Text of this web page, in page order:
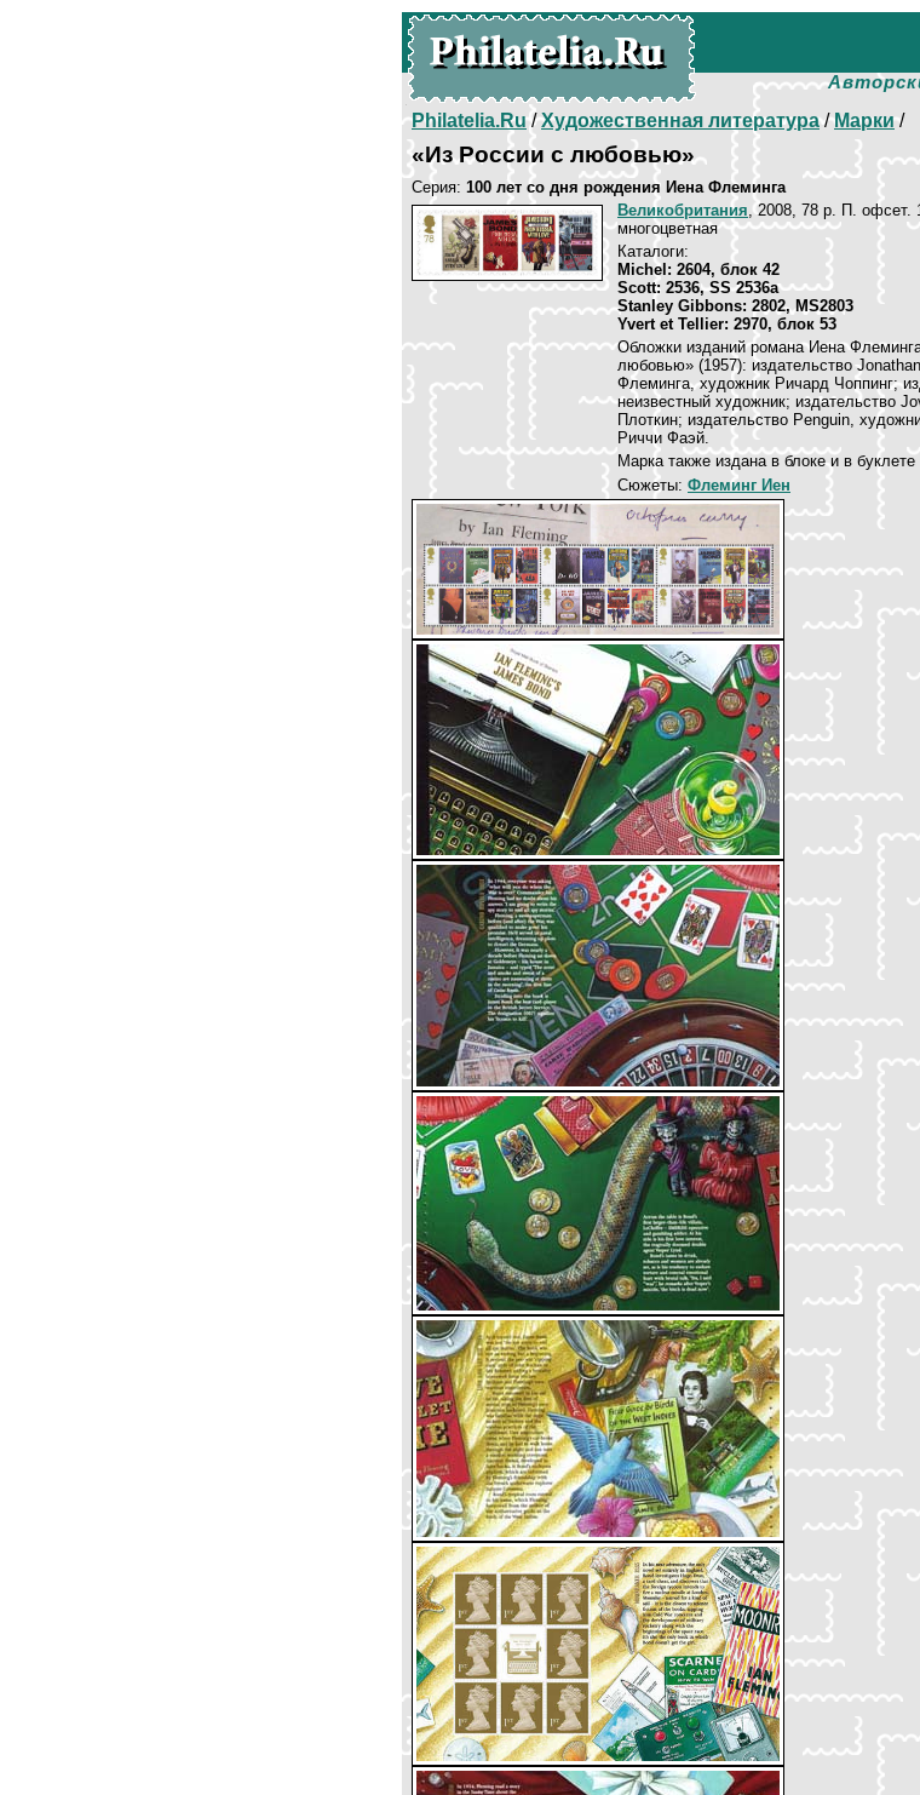
Philatelia.Ru/Художественная литература/Марки/
«Из России с любовью»
Серия: 100 лет со дня рождения Иена Флеминга
Великобритания, 2008, 78 p. П. офсет.
многоцветная
Каталоги:
Michel: 2604, блок 42
Scott: 2536, SS 2536a
Stanley Gibbons: 2802, MS2803
Yvert et Tellier: 2970, блок 53
Обложки изданий романа Иена
любовью» (1957): издательство
Флеминга, художник Ричард Чоппинг;
неизвестный художник; издательство
Плоткин; издательство Penguin,
Риччи Фаэй.
Марка также издана в блоке и в
Сюжеты: Флеминг Иен